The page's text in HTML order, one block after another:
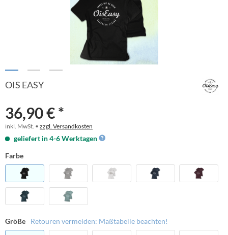
OIS EASY
36,90 € *
inkl. MwSt. • zzgl. Versandkosten
geliefert in 4-6 Werktagen
Farbe
Größe Retouren vermeiden: Maßtabelle beachten!